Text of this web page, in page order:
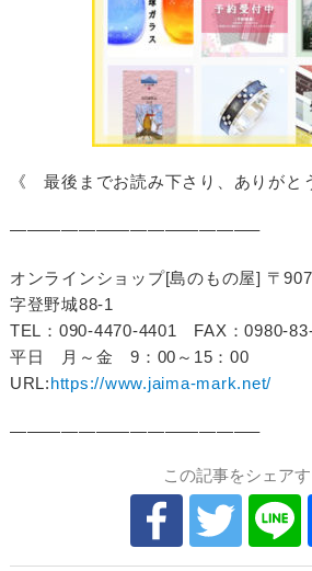
《 最後までお読み下さり、ありがと
——————————————–
オンラインショップ[島のもの屋] 〒
字登野城88-1
TEL：090-4470-4401 FAX：0980-
平日 月～金 9：00～15：00
URL:https://www.jaima-mark.net/
——————————————–
この記事をシェア